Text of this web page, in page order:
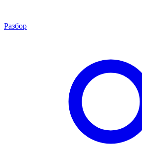
Разбор